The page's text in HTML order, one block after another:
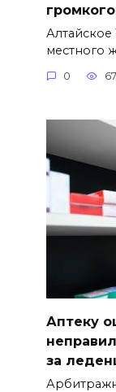
местного
0 67
Аптеку
за